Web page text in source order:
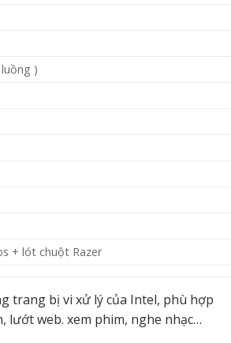
)
+ lót chuột Razer
trang bị vi xử lý của Intel, phù hợp
lướt web. xem phim, nghe nhạc…